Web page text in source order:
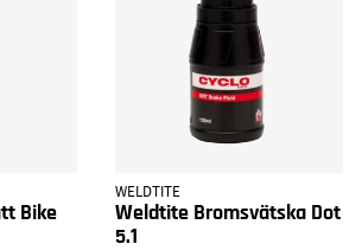
Bike
WELDTITE
Weldtite Bromsvätska Dot
5.1